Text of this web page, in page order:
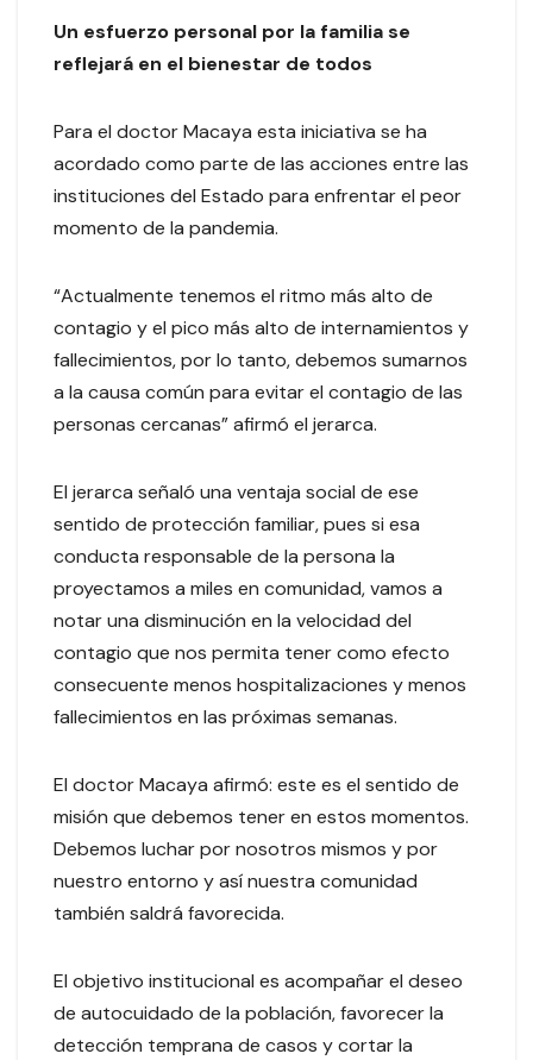
Un esfuerzo personal por la familia se
reflejará en el bienestar de todos
Para el doctor Macaya esta iniciativa se ha
acordado como parte de las acciones entre las
instituciones del Estado para enfrentar el peor
momento de la pandemia.
“Actualmente tenemos el ritmo más alto de
contagio y el pico más alto de internamientos y
fallecimientos, por lo tanto, debemos sumarnos
a la causa común para evitar el contagio de las
personas cercanas” afirmó el jerarca.
El jerarca señaló una ventaja social de ese
sentido de protección familiar, pues si esa
conducta responsable de la persona la
proyectamos a miles en comunidad, vamos a
notar una disminución en la velocidad del
contagio que nos permita tener como efecto
consecuente menos hospitalizaciones y menos
fallecimientos en las próximas semanas.
El doctor Macaya afirmó: este es el sentido de
misión que debemos tener en estos momentos.
Debemos luchar por nosotros mismos y por
nuestro entorno y así nuestra comunidad
también saldrá favorecida.
El objetivo institucional es acompañar el deseo
de autocuidado de la población, favorecer la
detección temprana de casos y cortar la